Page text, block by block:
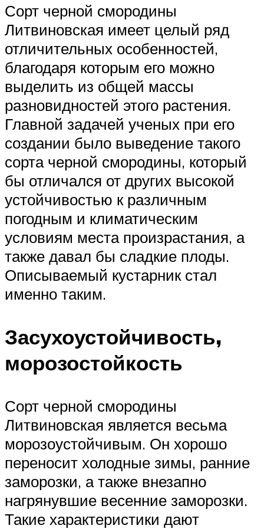
Сорт черной смородины
Литвиновская имеет целый ряд
отличительных особенностей,
благодаря которым его можно
выделить из общей массы
разновидностей этого растения.
Главной задачей ученых при его
создании было выведение такого
сорта черной смородины, который
бы отличался от других высокой
устойчивостью к различным
погодным и климатическим
условиям места произрастания, а
также давал бы сладкие плоды.
Описываемый кустарник стал
именно таким.
Засухоустойчивость,
морозостойкость
Сорт черной смородины
Литвиновская является весьма
морозоустойчивым. Он хорошо
переносит холодные зимы, ранние
заморозки, а также внезапно
нагрянувшие весенние заморозки.
Такие характеристики дают